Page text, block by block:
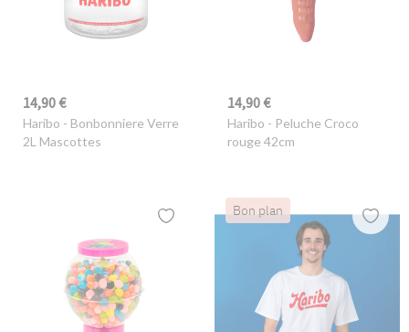
14,90 €
Haribo - Bonbonniere Verre
2L Mascottes
14,90 €
Haribo - Peluche Croco
rouge 42cm
Bon plan